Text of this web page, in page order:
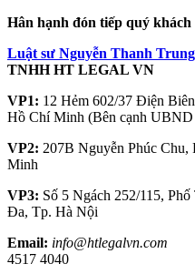
Hân hạnh đón tiếp quý khách
Luật sư Nguyễn Thanh Trung
TNHH HT LEGAL VN
VP1: 12 Hẻm 602/37 Điện
Hồ Chí Minh (Bên cạnh
VP2: 207B Nguyễn Phúc Chu,
Minh
VP3: Số 5 Ngách 252/115,
Đa, Tp. Hà Nội
Email: info@htlegalvn.com
4517 4040